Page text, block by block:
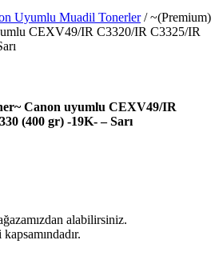
Uyumlu Muadil Tonerler/ ~(Premium)
CEXV49/IR C3320/IR C3325/IR
Canon uyumlu CEXV49/IR
(400 gr) -19K- – Sarı
alabilirsiniz.